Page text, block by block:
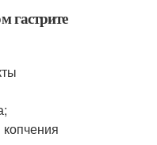
гастрите